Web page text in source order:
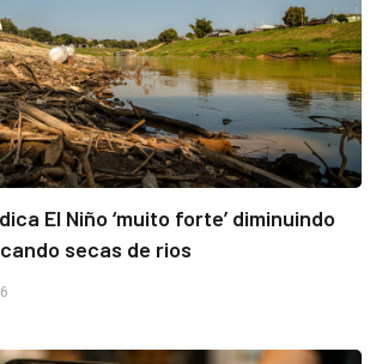
El Niño ‘muito forte’ diminuindo
secas de rios